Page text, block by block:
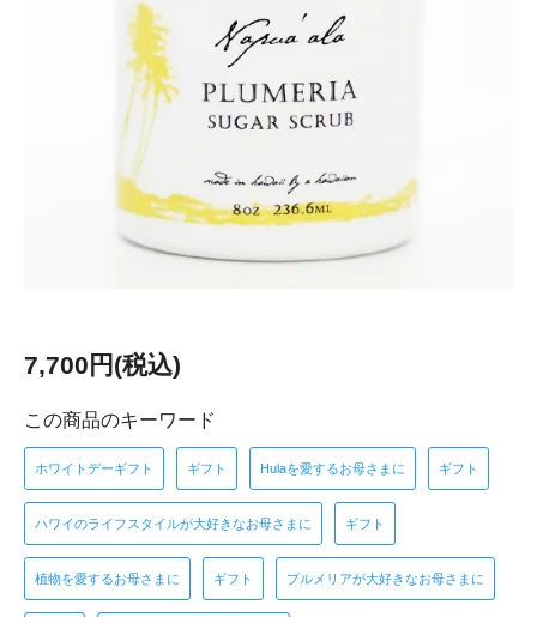
7,700円(税込)
この商品のキーワード
ホワイトデーギフト ギフト Hulaを愛するお母さまに ギフト
ハワイのライフスタイルが大好きなお母さまに ギフト
植物を愛するお母さまに ギフト プルメリアが大好きなお母さまに